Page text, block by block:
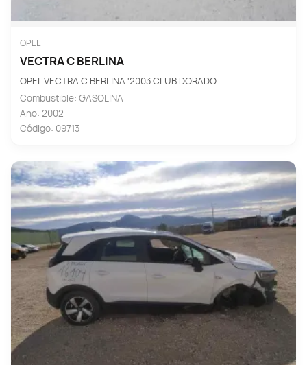
OPEL
VECTRA C BERLINA
OPEL VECTRA C BERLINA '2003 CLUB DORADO
Combustible: GASOLINA
Año: 2002
Código: 09713